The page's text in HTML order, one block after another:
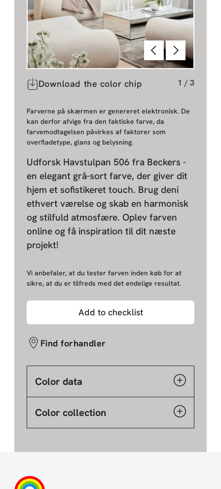
ForrigeNæste
Download the color chip 1 / 3
Farverne på skærmen er genereret elektronisk. De
kan derfor afvige fra den faktiske farve, da
farvemodtagelsen påvirkes af faktorer som
overfladetype, glans og belysning.
Udforsk Havstulpan 506 fra Beckers -
en elegant grå-sort farve, der giver dit
hjem et sofistikeret touch. Brug deni
ethvert værelse og skab en harmonisk
og stilfuld atmosfære. Oplev farven
online og få inspiration til dit næste
projekt!
Vi anbefaler, at du tester farven inden køb for at
sikre, at du er tilfreds med det endelige resultat.
Add to checklist
Find forhandler
Color data
Color collection